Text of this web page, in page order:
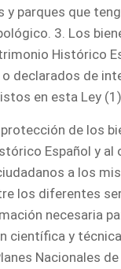
y parques que
3. Los
Histórico
declarados de
en esta Ley
de los
Español y
a los
los diferentes
necesaria
científica y
Nacionales